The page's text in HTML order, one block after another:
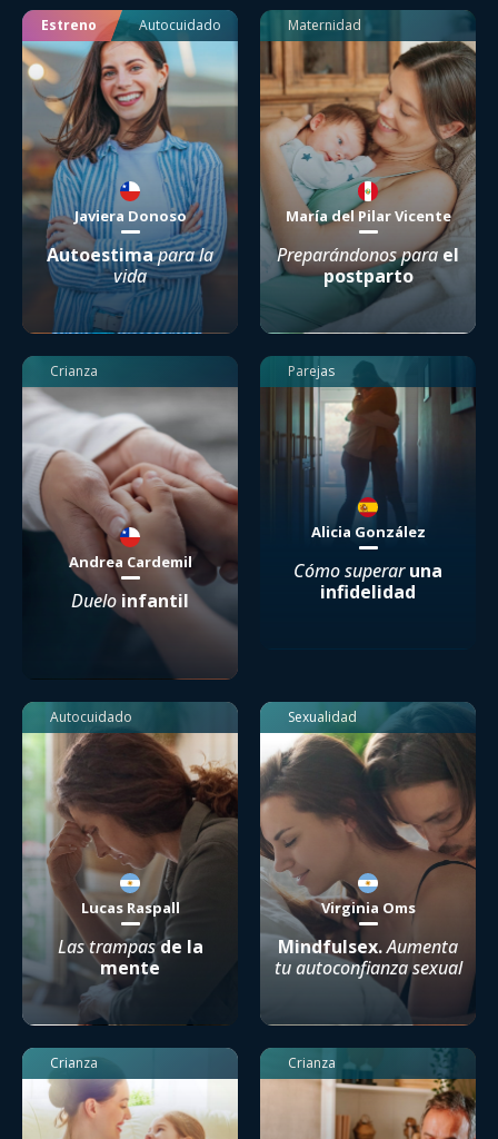
Estreno Autocuidado
Javiera Donoso
Autoestimapara la
vida
Maternidad
María del Pilar Vicente
Preparándonos para el
postparto
Crianza
Andrea Cardemil
Duelo infantil
Parejas
Alicia González
Cómo superaruna
infidelidad
Autocuidado
Lucas Raspall
Las trampasde la
mente
Sexualidad
Virginia Oms
Mindfulsex.Aumenta
tu autoconfianza sexual
Crianza Crianza